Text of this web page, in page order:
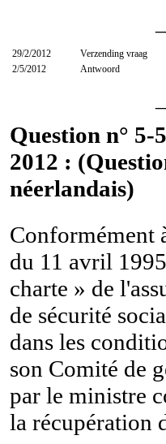
29/2/2012
Verzending vraag
2/5/2012
Antwoord
Question n°
2012 :
néerlandais)
Conformément
du 11 avril
charte » de
de sécurité
dans les
son Comité de
par le ministre
la récupération